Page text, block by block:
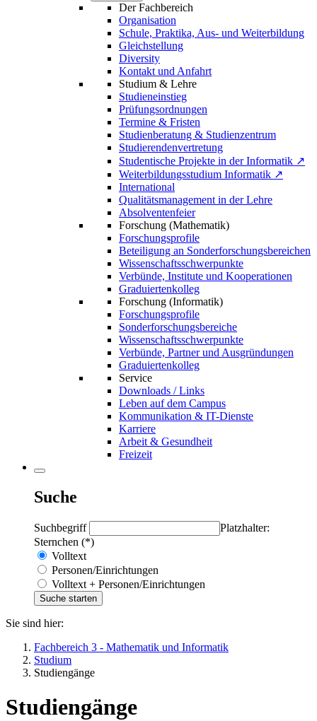
Der Fachbereich
Organisation
Schule, Praktika, Aus- und Weiterbildung
Gleichstellung
Diversity
Kontakt und Anfahrt
Studium & Lehre
Studieneinstieg
Prüfungsordnungen
Termine & Fristen
Studienberatung & Studienzentrum
Studierendenvertretung
Studentische Projekte in der Informatik ↗
Weiterbildungsstudium Informatik ↗
International
Qualitätsmanagement in der Lehre
Absolventenfeier
Forschung (Mathematik)
Forschungsprofile
Beteiligung an Sonderforschungsbereichen
Wissenschaftsschwerpunkte
Verbünde, Institute und Kooperationen
Graduiertenkolleg
Forschung (Informatik)
Forschungsprofile
Sonderforschungsbereiche
Wissenschaftsschwerpunkte
Verbünde, Partner und Ausgründungen
Graduiertenkolleg
Service
Downloads / Links
Leben auf dem Campus
Kommunikation & IT-Dienste
Karriere
Arbeit & Gesundheit
Freizeit
Suche
Suchbegriff
Platzhalter:
Sternchen (*)
Volltext
Personen/Einrichtungen
Volltext + Personen/Einrichtungen
Sie sind hier:
Fachbereich 3 - Mathematik und Informatik
Studium
Studiengänge
Studiengänge